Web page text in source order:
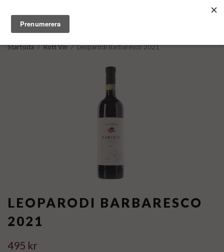
Startsida / Rött Vin / Leoparodi Barbaresco 2021
LEOPARODI BARBARESCO
2021
495 kr